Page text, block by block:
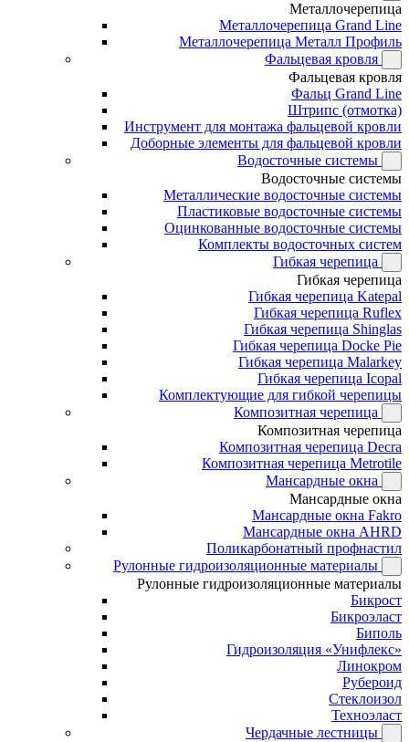
Металлочерепица
Металлочерепица Grand Line
Металлочерепица Металл Профиль
Фальцевая кровля
Фальцевая кровля
Фальц Grand Line
Штрипс (отмотка)
Инструмент для монтажа фальцевой кровли
Доборные элементы для фальцевой кровли
Водосточные системы
Водосточные системы
Металлические водосточные системы
Пластиковые водосточные системы
Оцинкованные водосточные системы
Комплекты водосточных систем
Гибкая черепица
Гибкая черепица
Гибкая черепица Katepal
Гибкая черепица Ruflex
Гибкая черепица Shinglas
Гибкая черепица Docke Pie
Гибкая черепица Malarkey
Гибкая черепица Icopal
Комплектующие для гибкой черепицы
Композитная черепица
Композитная черепица
Композитная черепица Decra
Композитная черепица Metrotile
Мансардные окна
Мансардные окна
Мансардные окна Fakro
Мансардные окна AHRD
Поликарбонатный профнастил
Рулонные гидроизоляционные материалы
Рулонные гидроизоляционные материалы
Бикрост
Бикроэласт
Биполь
Гидроизоляция «Унифлекс»
Линокром
Рубероид
Стеклоизол
Техноэласт
Чердачные лестницы